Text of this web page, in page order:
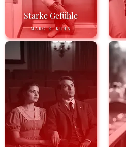
Starke Gefühle
MARC R. KUHN